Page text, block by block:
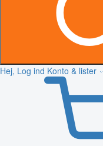
Hej, Log ind Konto & lister